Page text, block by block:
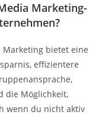
Marketing-
Marketing bietet eine
effizientere
die Möglichkeit,
wenn du nicht aktiv